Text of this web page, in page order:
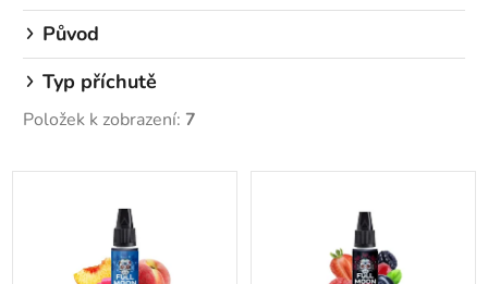
ů
Původ
Typ příchutě
Položek k zobrazení: 7
V